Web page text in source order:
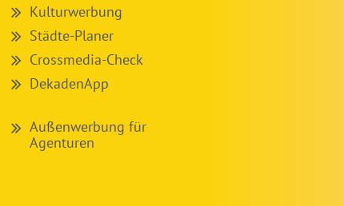
Kulturwerbung
Städte-Planer
Crossmedia-Check
DekadenApp
Außenwerbung für
Agenturen